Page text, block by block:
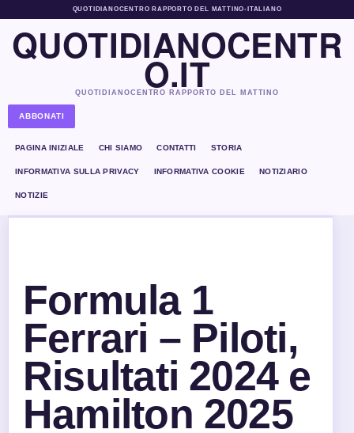
QUOTIDIANOCENTRO RAPPORTO DEL MATTINO• ITALIANO
QUOTIDIANOCENTR
O.IT
QUOTIDIANOCENTRO RAPPORTO DEL MATTINO
ABBONATI
PAGINA INIZIALE CHI SIAMO CONTATTI STORIA
INFORMATIVA SULLA PRIVACY INFORMATIVA COOKIE NOTIZIARIO
NOTIZIE
Formula 1
Ferrari – Piloti,
Risultati 2024 e
Hamilton 2025